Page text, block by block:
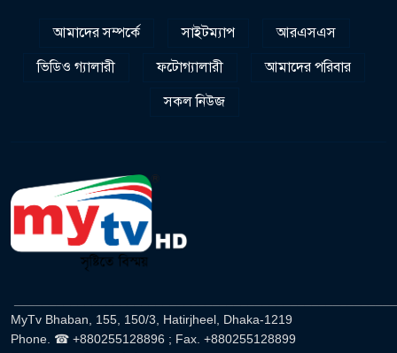
আমাদের সম্পর্কে সাইটম্যাপ
আরএসএস
ভিডিও গ্যালারী
ফটোগ্যালারী
আমাদের পরিবার
সকল নিউজ
MyTv Bhaban, 155, 150/3, Hatirjheel, Dhaka-1219
Phone. ☎ +880255128896 ; Fax. +880255128899